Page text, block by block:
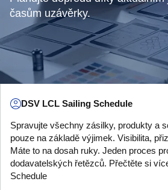
časům uzávěrky.
DSV LCL Sailing Schedule
Spravujte všechny zásilky, produkty a
pouze na základě výjimek. Visibilita,
Máte to na dosah ruky. Jeden proces
dodavatelských řetězců. Přečtěte si
Schedule